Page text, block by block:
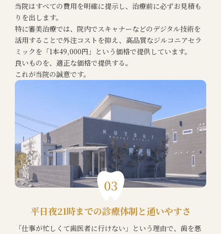
当院はすべての費用を明確に提示し、治療前に必ずお見積も
りを出します。
特に審美治療では、院内でスキャナーなどのデジタル技術を
活用することで外注コストを抑え、高品質なジルコニアセラ
ミックを「1本49,000円」という価格で提供しています。
良いものを、適正な価格で提供する。
これが当院の誠意です。
03
平日夜21時までの診療体制と通いやすさ
「仕事が忙しくて歯医者に行けない」という理由で、歯を悪